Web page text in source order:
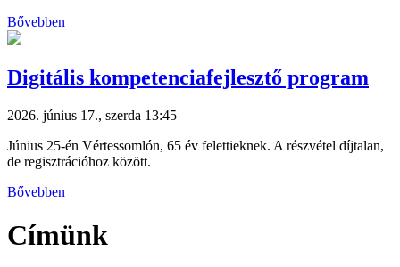
Bővebben
Digitális kompetenciafejlesztő program
2026. június 17., szerda 13:45
Június 25-én Vértessomlón, 65 év felettieknek. A részvétel díjtalan,
de regisztrációhoz között.
Bővebben
Címünk